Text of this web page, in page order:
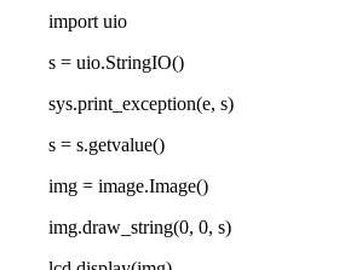
import uio
s = uio.StringIO()
sys.print_exception(e, s)
s = s.getvalue()
img = image.Image()
img.draw_string(0, 0, s)